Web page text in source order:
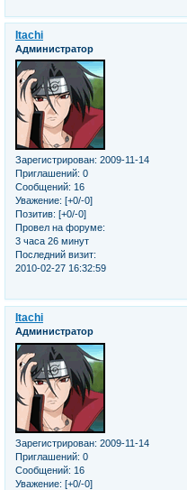
Itachi
Администратор
Зарегистрирован: 2009-11-14
Приглашений: 0
Сообщений: 16
Уважение: [+0/-0]
Позитив: [+0/-0]
Провел на форуме:
3 часа 26 минут
Последний визит:
2010-02-27 16:32:59
Itachi
Администратор
Зарегистрирован: 2009-11-14
Приглашений: 0
Сообщений: 16
Уважение: [+0/-0]